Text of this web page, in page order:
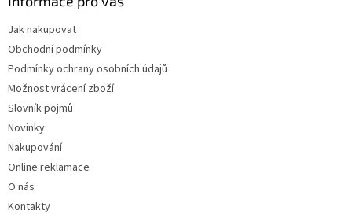
Jak nakupovat
Obchodní podmínky
Podmínky ochrany osobních údajů
Možnost vrácení zboží
Slovník pojmů
Novinky
Nakupování
Online reklamace
O nás
Kontakty